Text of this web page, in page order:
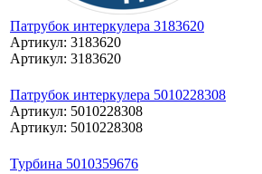
Патрубок интеркулера 3183620
Артикул: 3183620
Артикул: 3183620
Патрубок интеркулера 5010228308
Артикул: 5010228308
Артикул: 5010228308
Турбина 5010359676